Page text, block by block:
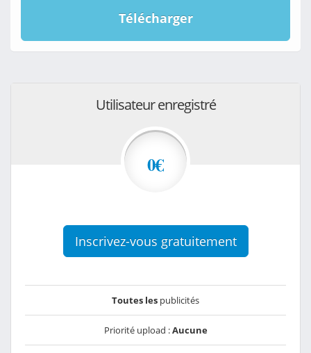
Télécharger
Utilisateur enregistré
0€
Inscrivez-vous gratuitement
Toutes les publicités
Priorité upload :Aucune